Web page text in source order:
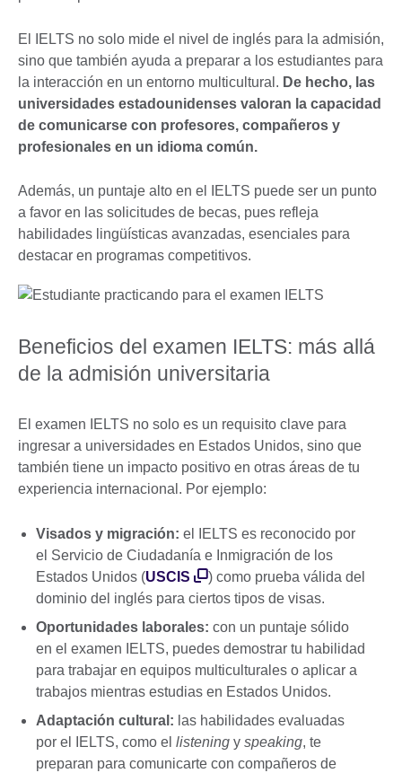
El IELTS no solo mide el nivel de inglés para la admisión,
sino que también ayuda a preparar a los estudiantes para
la interacción en un entorno multicultural. De hecho, las
universidades estadounidenses valoran la capacidad
de comunicarse con profesores, compañeros y
profesionales en un idioma común.
Además, un puntaje alto en el IELTS puede ser un punto
a favor en las solicitudes de becas, pues refleja
habilidades lingüísticas avanzadas, esenciales para
destacar en programas competitivos.
Beneficios del examen IELTS: más allá
de la admisión universitaria
El examen IELTS no solo es un requisito clave para
ingresar a universidades en Estados Unidos, sino que
también tiene un impacto positivo en otras áreas de tu
experiencia internacional. Por ejemplo:
Visados y migración: el IELTS es reconocido por
el Servicio de Ciudadanía e Inmigración de los
Estados Unidos (USCIS
) como prueba válida del
dominio del inglés para ciertos tipos de visas.
Oportunidades laborales: con un puntaje sólido
en el examen IELTS, puedes demostrar tu habilidad
para trabajar en equipos multiculturales o aplicar a
trabajos mientras estudias en Estados Unidos.
Adaptación cultural: las habilidades evaluadas
por el IELTS, como el listening y speaking, te
preparan para comunicarte con compañeros de